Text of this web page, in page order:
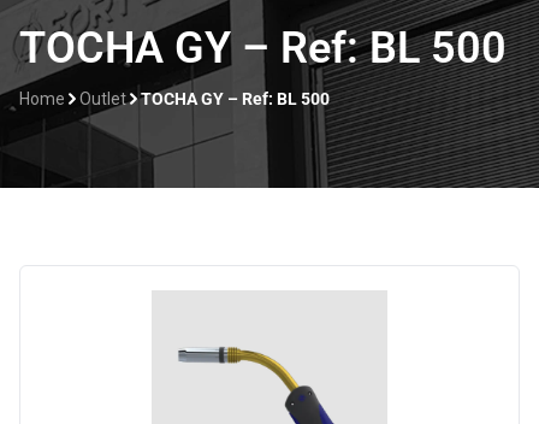
Home
Sobre nós
Blog
TOCHA GY – Ref: BL 500
Home Outlet TOCHA GY – Ref: BL 500